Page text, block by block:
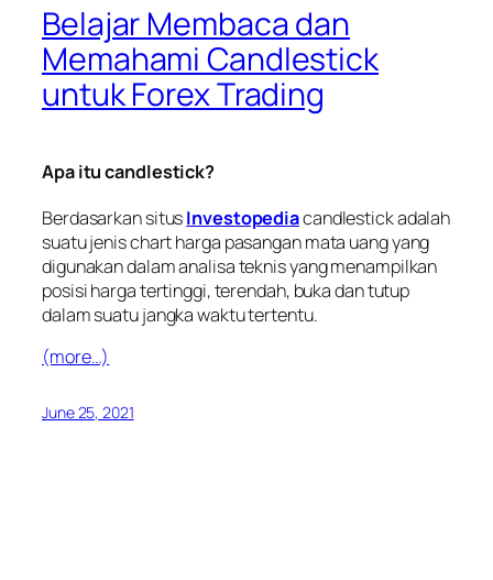
Belajar Membaca dan
Memahami Candlestick
untuk Forex Trading
Apa itucandlestick?
Berdasarkan situsInvestopediacandlestickadalah
suatu jenischartharga pasangan mata uang yang
digunakan dalam analisa teknis yang menampilkan
posisi harga tertinggi, terendah, buka dan tutup
dalam suatu jangka waktu tertentu.
(more…)
June 25, 2021